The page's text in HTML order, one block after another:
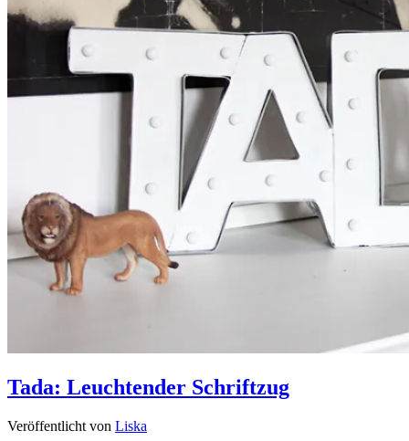
Tada: Leuchtender Schriftzug
Veröffentlicht von Liska